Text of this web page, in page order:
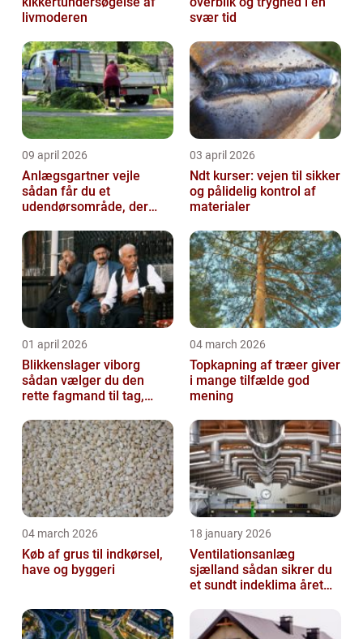
livmoderen
svær tid
09 april 2026
Anlægsgartner vejle
sådan får du et
udendørsområde, der
03 april 2026
Ndt kurser: vejen til sikker
og pålidelig kontrol af
materialer
01 april 2026
Blikkenslager viborg
sådan vælger du den
rette fagmand til tag,
04 march 2026
Topkapning af træer giver
i mange tilfælde god
mening
04 march 2026
Køb af grus til indkørsel,
have og byggeri
18 january 2026
Ventilationsanlæg
sjælland sådan sikrer du
et sundt indeklima året